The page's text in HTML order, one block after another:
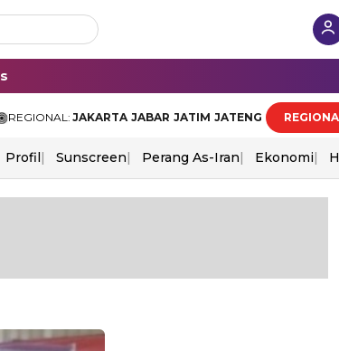
REGIONAL: JAKARTA JABAR JATIM JATENG
Profil Sunscreen Perang As-Iran Ekonomi